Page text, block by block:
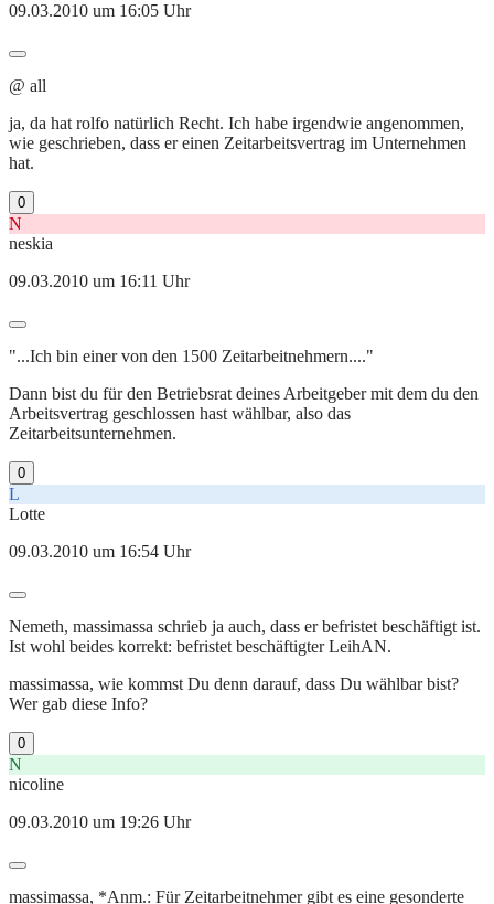
09.03.2010 um 16:05 Uhr
@ all
ja, da hat rolfo natürlich Recht. Ich habe irgendwie angenommen,
wie geschrieben, dass er einen Zeitarbeitsvertrag im Unternehmen
hat.
0
N
neskia
09.03.2010 um 16:11 Uhr
"...Ich bin einer von den 1500 Zeitarbeitnehmern...."
Dann bist du für den Betriebsrat deines Arbeitgeber mit dem du den
Arbeitsvertrag geschlossen hast wählbar, also das
Zeitarbeitsunternehmen.
0
L
Lotte
09.03.2010 um 16:54 Uhr
Nemeth, massimassa schrieb ja auch, dass er befristet beschäftigt ist.
Ist wohl beides korrekt: befristet beschäftigter LeihAN.
massimassa, wie kommst Du denn darauf, dass Du wählbar bist?
Wer gab diese Info?
0
N
nicoline
09.03.2010 um 19:26 Uhr
massimassa, *Anm.: Für Zeitarbeitnehmer gibt es eine gesonderte